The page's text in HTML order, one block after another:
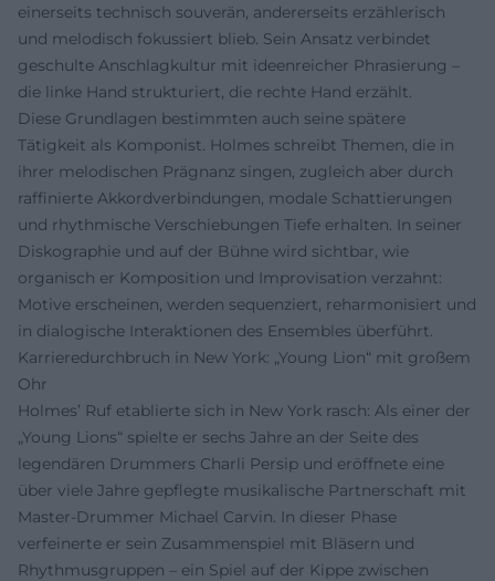
einerseits technisch souverän, andererseits erzählerisch
und melodisch fokussiert blieb. Sein Ansatz verbindet
geschulte Anschlagkultur mit ideenreicher Phrasierung –
die linke Hand strukturiert, die rechte Hand erzählt.
Diese Grundlagen bestimmten auch seine spätere
Tätigkeit als Komponist. Holmes schreibt Themen, die in
ihrer melodischen Prägnanz singen, zugleich aber durch
raffinierte Akkordverbindungen, modale Schattierungen
und rhythmische Verschiebungen Tiefe erhalten. In seiner
Diskographie und auf der Bühne wird sichtbar, wie
organisch er Komposition und Improvisation verzahnt:
Motive erscheinen, werden sequenziert, reharmonisiert und
in dialogische Interaktionen des Ensembles überführt.
Karrieredurchbruch in New York: „Young Lion“ mit großem
Ohr
Holmes’ Ruf etablierte sich in New York rasch: Als einer der
„Young Lions“ spielte er sechs Jahre an der Seite des
legendären Drummers Charli Persip und eröffnete eine
über viele Jahre gepflegte musikalische Partnerschaft mit
Master‑Drummer Michael Carvin. In dieser Phase
verfeinerte er sein Zusammenspiel mit Bläsern und
Rhythmusgruppen – ein Spiel auf der Kippe zwischen